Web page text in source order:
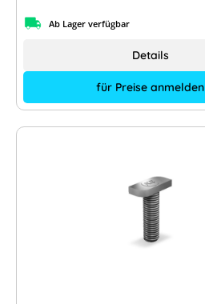
Ab Lager verfügbar
für Preise anmelden
Details